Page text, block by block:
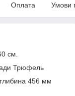
Оплата Умови
см.
Трюфель
456 мм